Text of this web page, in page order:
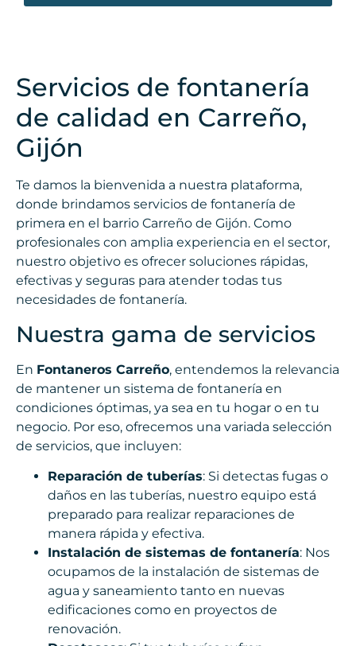
Servicios de fontanería
de calidad en Carreño,
Gijón
Te damos la bienvenida a nuestra plataforma,
donde brindamos servicios de fontanería de
primera en el barrio Carreño de Gijón. Como
profesionales con amplia experiencia en el sector,
nuestro objetivo es ofrecer soluciones rápidas,
efectivas y seguras para atender todas tus
necesidades de fontanería.
Nuestra gama de servicios
En Fontaneros Carreño, entendemos la relevancia
de mantener un sistema de fontanería en
condiciones óptimas, ya sea en tu hogar o en tu
negocio. Por eso, ofrecemos una variada selección
de servicios, que incluyen:
Reparación de tuberías: Si detectas fugas o
daños en las tuberías, nuestro equipo está
preparado para realizar reparaciones de
manera rápida y efectiva.
Instalación de sistemas de fontanería: Nos
ocupamos de la instalación de sistemas de
agua y saneamiento tanto en nuevas
edificaciones como en proyectos de
renovación.